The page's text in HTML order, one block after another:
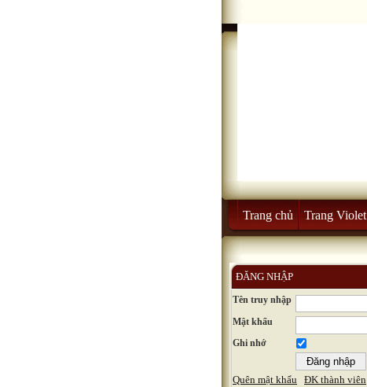
Trang chủ Trang Violet
ĐĂNG NHẬP
Tên truy nhập
Mật khẩu
Ghi nhớ
Quên mật khẩu ĐK thành viên